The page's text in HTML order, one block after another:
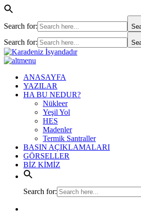
Search for:
Search for:
ANASAYFA
YAZILAR
HA BU NEDUR?
Nükleer
Yeşil Yol
HES
Madenler
Termik Santraller
BASIN AÇIKLAMALARI
GÖRSELLER
BİZ KİMİZ
Search for: